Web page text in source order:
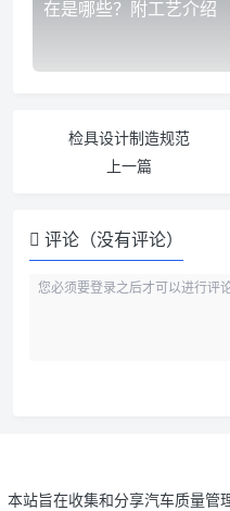
在是哪些？附工艺介绍
检具设计制造规范
上一篇
评论（没有评论）
本站旨在收集和分享汽车质量管